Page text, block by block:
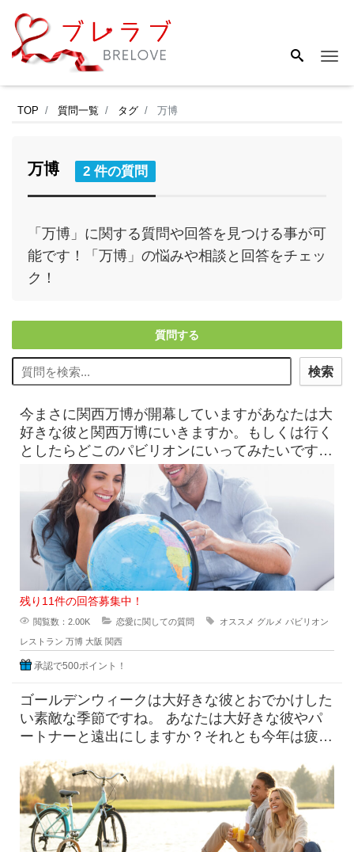
TOP 質問一覧 タグ 万博
万博 2 件の質問
「万博」に関する質問や回答を見つける事が可
能です！「万博」の悩みや相談と回答をチェッ
ク！
質問する
検索
今まさに関西万博が開幕していますがあなたは大
好きな彼と関西万博にいきますか。もしくは行く
としたらどこのパビリオンにいってみたいですか
？？ 連日テレビに万博がで
残り11件の回答募集中！
閲覧数：2.00K 恋愛に関しての質問 オススメ グルメ パビリオン
レストラン 万博 大阪 関西
承認で500ポイント！
ゴールデンウィークは大好きな彼とおでかけした
い素敵な季節ですね。 あなたは大好きな彼やパ
ートナーと遠出にしますか？それとも今年は疲れ